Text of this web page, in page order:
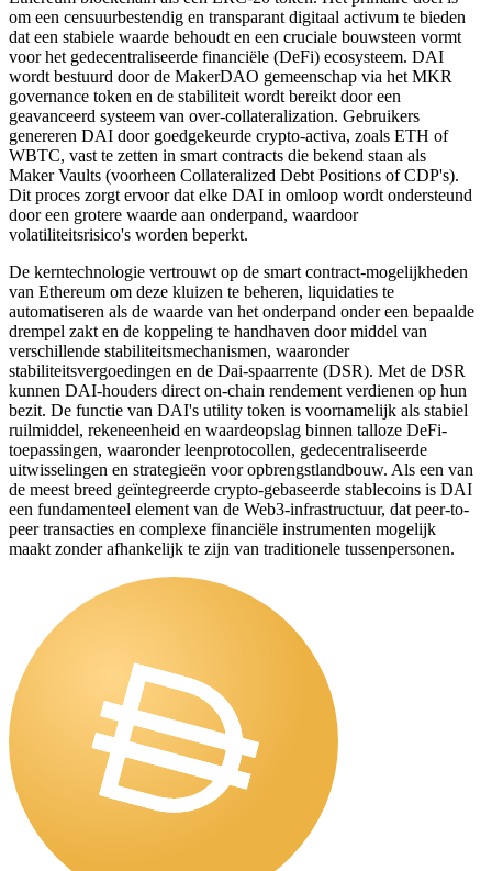
om een censuurbestendig en transparant digitaal activum te bieden
dat een stabiele waarde behoudt en een cruciale bouwsteen vormt
voor het gedecentraliseerde financiële (DeFi) ecosysteem. DAI
wordt bestuurd door de MakerDAO gemeenschap via het MKR
governance token en de stabiliteit wordt bereikt door een
geavanceerd systeem van over-collateralization. Gebruikers
genereren DAI door goedgekeurde crypto-activa, zoals ETH of
WBTC, vast te zetten in smart contracts die bekend staan als
Maker Vaults (voorheen Collateralized Debt Positions of CDP's).
Dit proces zorgt ervoor dat elke DAI in omloop wordt ondersteund
door een grotere waarde aan onderpand, waardoor
volatiliteitsrisico's worden beperkt.
De kerntechnologie vertrouwt op de smart contract-mogelijkheden
van Ethereum om deze kluizen te beheren, liquidaties te
automatiseren als de waarde van het onderpand onder een bepaalde
drempel zakt en de koppeling te handhaven door middel van
verschillende stabiliteitsmechanismen, waaronder
stabiliteitsvergoedingen en de Dai-spaarrente (DSR). Met de DSR
kunnen DAI-houders direct on-chain rendement verdienen op hun
bezit. De functie van DAI's utility token is voornamelijk als stabiel
ruilmiddel, rekeneenheid en waardeopslag binnen talloze DeFi-
toepassingen, waaronder leenprotocollen, gedecentraliseerde
uitwisselingen en strategieën voor opbrengstlandbouw. Als een van
de meest breed geïntegreerde crypto-gebaseerde stablecoins is DAI
een fundamenteel element van de Web3-infrastructuur, dat peer-to-
peer transacties en complexe financiële instrumenten mogelijk
maakt zonder afhankelijk te zijn van traditionele tussenpersonen.